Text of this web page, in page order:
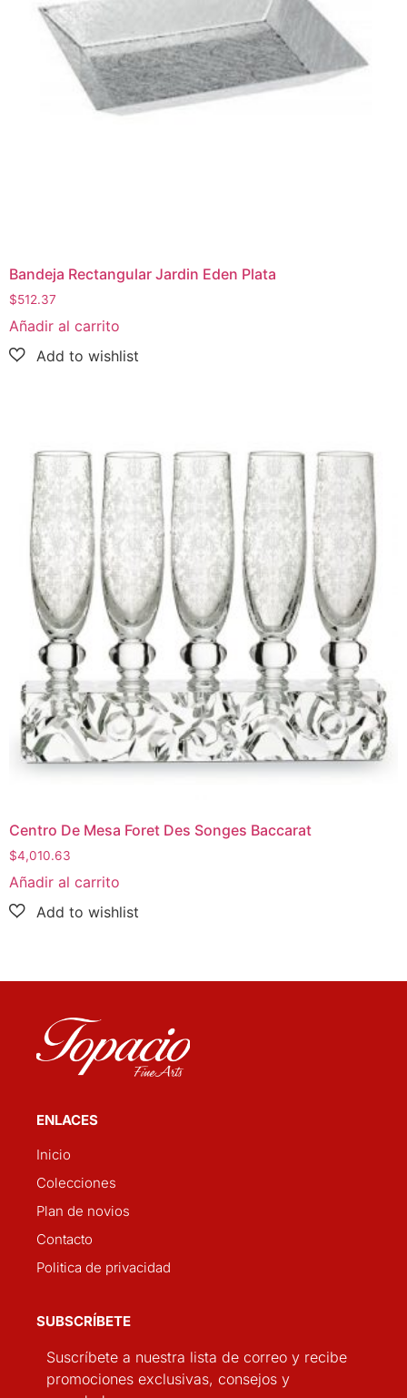
Bandeja Rectangular Jardin Eden Plata
$512.37
Añadir al carrito
Centro De Mesa Foret Des Songes Baccarat
$4,010.63
Añadir al carrito
ENLACES
Inicio
Colecciones
Plan de novios
Contacto
Politica de privacidad
SUBSCRÍBETE
Suscríbete a nuestra lista de correo y recibe
promociones exclusivas, consejos y